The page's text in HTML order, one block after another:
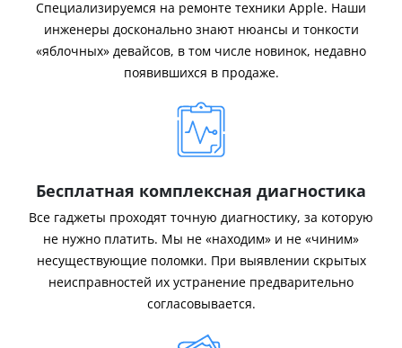
Специализируемся на ремонте техники Apple. Наши
инженеры досконально знают нюансы и тонкости
«яблочных» девайсов, в том числе новинок, недавно
появившихся в продаже.
Бесплатная комплексная диагностика
Все гаджеты проходят точную диагностику, за которую
не нужно платить. Мы не «находим» и не «чиним»
несуществующие поломки. При выявлении скрытых
неисправностей их устранение предварительно
согласовывается.